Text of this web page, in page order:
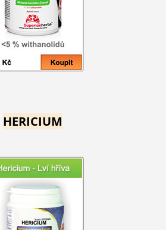
HERICIUM